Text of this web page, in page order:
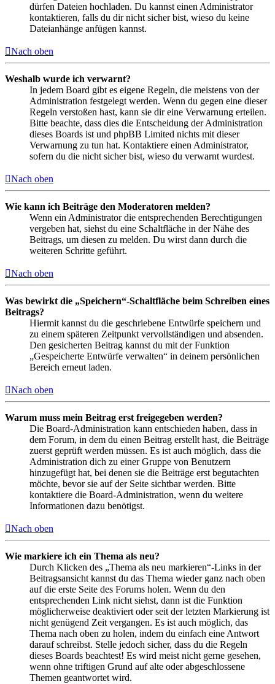
dürfen Dateien hochladen. Du kannst einen Administrator
kontaktieren, falls du dir nicht sicher bist, wieso du keine
Dateianhänge anfügen kannst.
Nach oben
Weshalb wurde ich verwarnt?
In jedem Board gibt es eigene Regeln, die meistens von der
Administration festgelegt werden. Wenn du gegen eine dieser
Regeln verstoßen hast, kann sie dir eine Verwarnung erteilen.
Bitte beachte, dass dies die Entscheidung der Administration
dieses Boards ist und phpBB Limited nichts mit dieser
Verwarnung zu tun hat. Kontaktiere einen Administrator,
sofern du die nicht sicher bist, wieso du verwarnt wurdest.
Nach oben
Wie kann ich Beiträge den Moderatoren melden?
Wenn ein Administrator die entsprechenden Berechtigungen
vergeben hat, siehst du eine Schaltfläche in der Nähe des
Beitrags, um diesen zu melden. Du wirst dann durch die
weiteren Schritte geführt.
Nach oben
Was bewirkt die „Speichern“-Schaltfläche beim Schreiben eines
Beitrags?
Hiermit kannst du die geschriebene Entwürfe speichern und
zu einem späteren Zeitpunkt vervollständigen und absenden.
Den gesicherten Beitrag kannst du mit der Funktion
„Gespeicherte Entwürfe verwalten“ in deinem persönlichen
Bereich erneut laden.
Nach oben
Warum muss mein Beitrag erst freigegeben werden?
Die Board-Administration kann entschieden haben, dass in
dem Forum, in dem du einen Beitrag erstellt hast, die Beiträge
zuerst geprüft werden müssen. Es ist auch möglich, dass die
Administration dich zu einer Gruppe von Benutzern
hinzugefügt hat, bei denen sie die Beiträge erst begutachten
möchte, bevor sie auf der Seite sichtbar werden. Bitte
kontaktiere die Board-Administration, wenn du weitere
Informationen dazu benötigst.
Nach oben
Wie markiere ich ein Thema als neu?
Durch Klicken des „Thema als neu markieren“-Links in der
Beitragsansicht kannst du das Thema wieder ganz nach oben
auf die erste Seite des Forums holen. Wenn du den
entsprechenden Link nicht siehst, dann ist die Funktion
möglicherweise deaktiviert oder seit der letzten Markierung ist
nicht genügend Zeit vergangen. Es ist auch möglich, das
Thema nach oben zu holen, indem du einfach eine Antwort
darauf schreibst. Stelle jedoch sicher, dass du die Regeln
dieses Boards beachtest! Es wird meist nicht gerne gesehen,
wenn ohne triftigen Grund auf alte oder abgeschlossene
Themen geantwortet wird.